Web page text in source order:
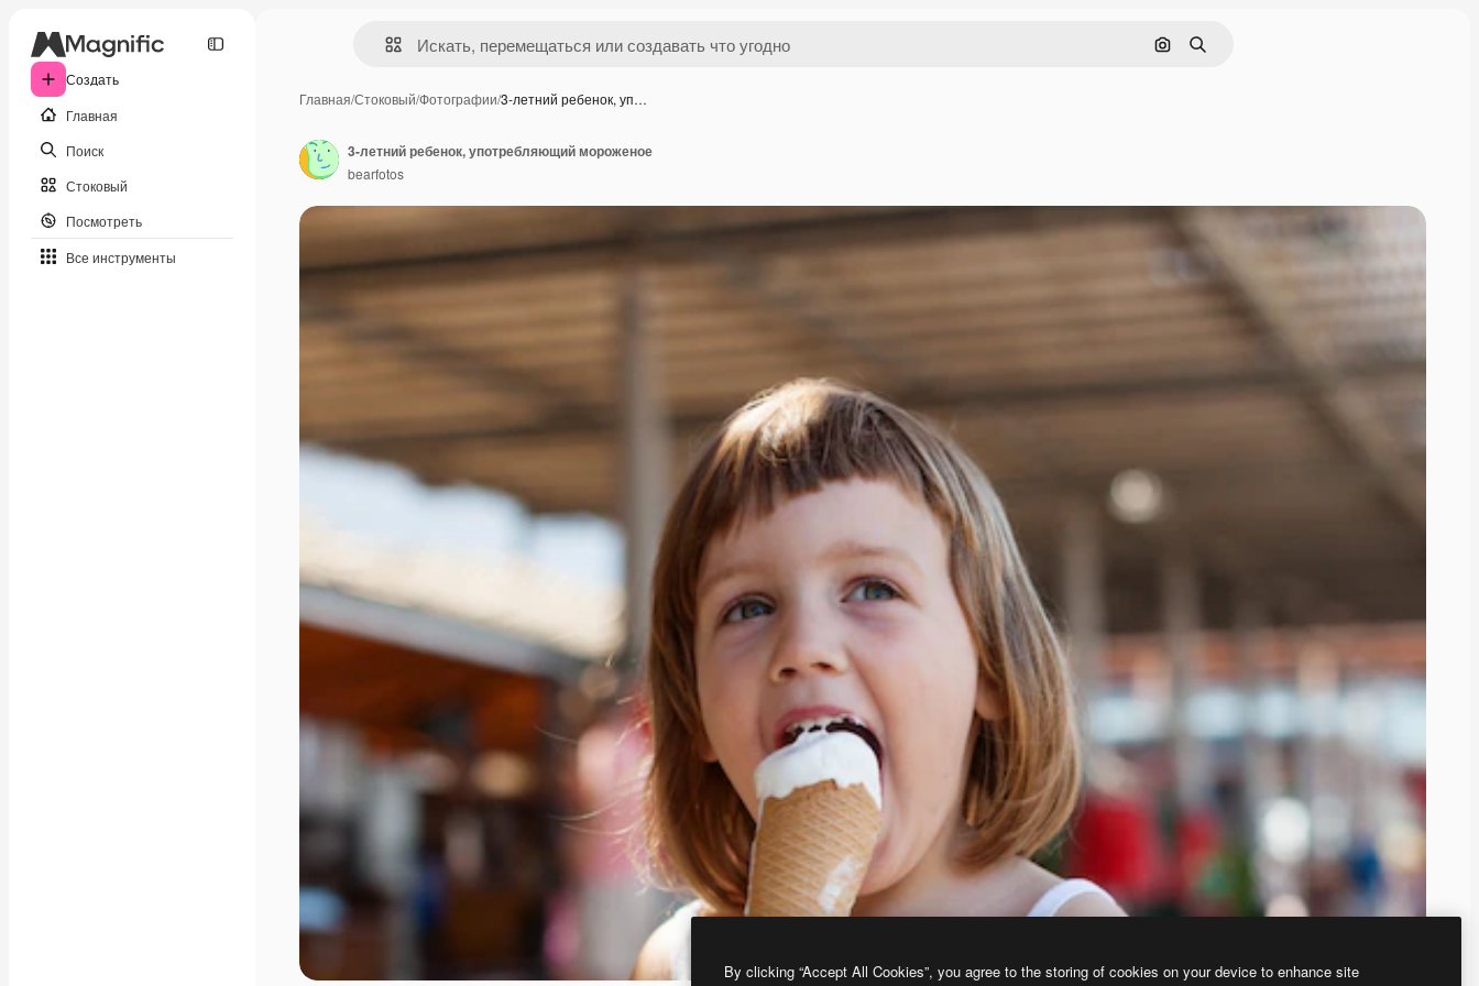
Создать
Главная
Поиск
Стоковый
Посмотреть
Все инструменты
Поиск по изображению
Поиск
Главная/Стоковый/Фотографии/3-летний ребенок, уп…
3-летний ребенок, употребляющий мороженое
bearfotos
By clicking “Accept All Cookies”, you agree to the storing of cookies on your device to enhance site